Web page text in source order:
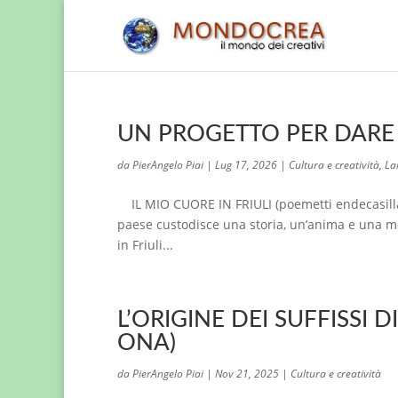
UN PROGETTO PER
daPierAngelo Piai | Lug 17, 2026 | Cultura e creatività,
IL MIO CUORE IN FRIULI (poemetti
paese custodisce una storia, un’anima e una
in Friuli...
L’ORIGINE DEI SUFFISSI
ONA)
daPierAngelo Piai | Nov 21, 2025 | Cultura e creatività